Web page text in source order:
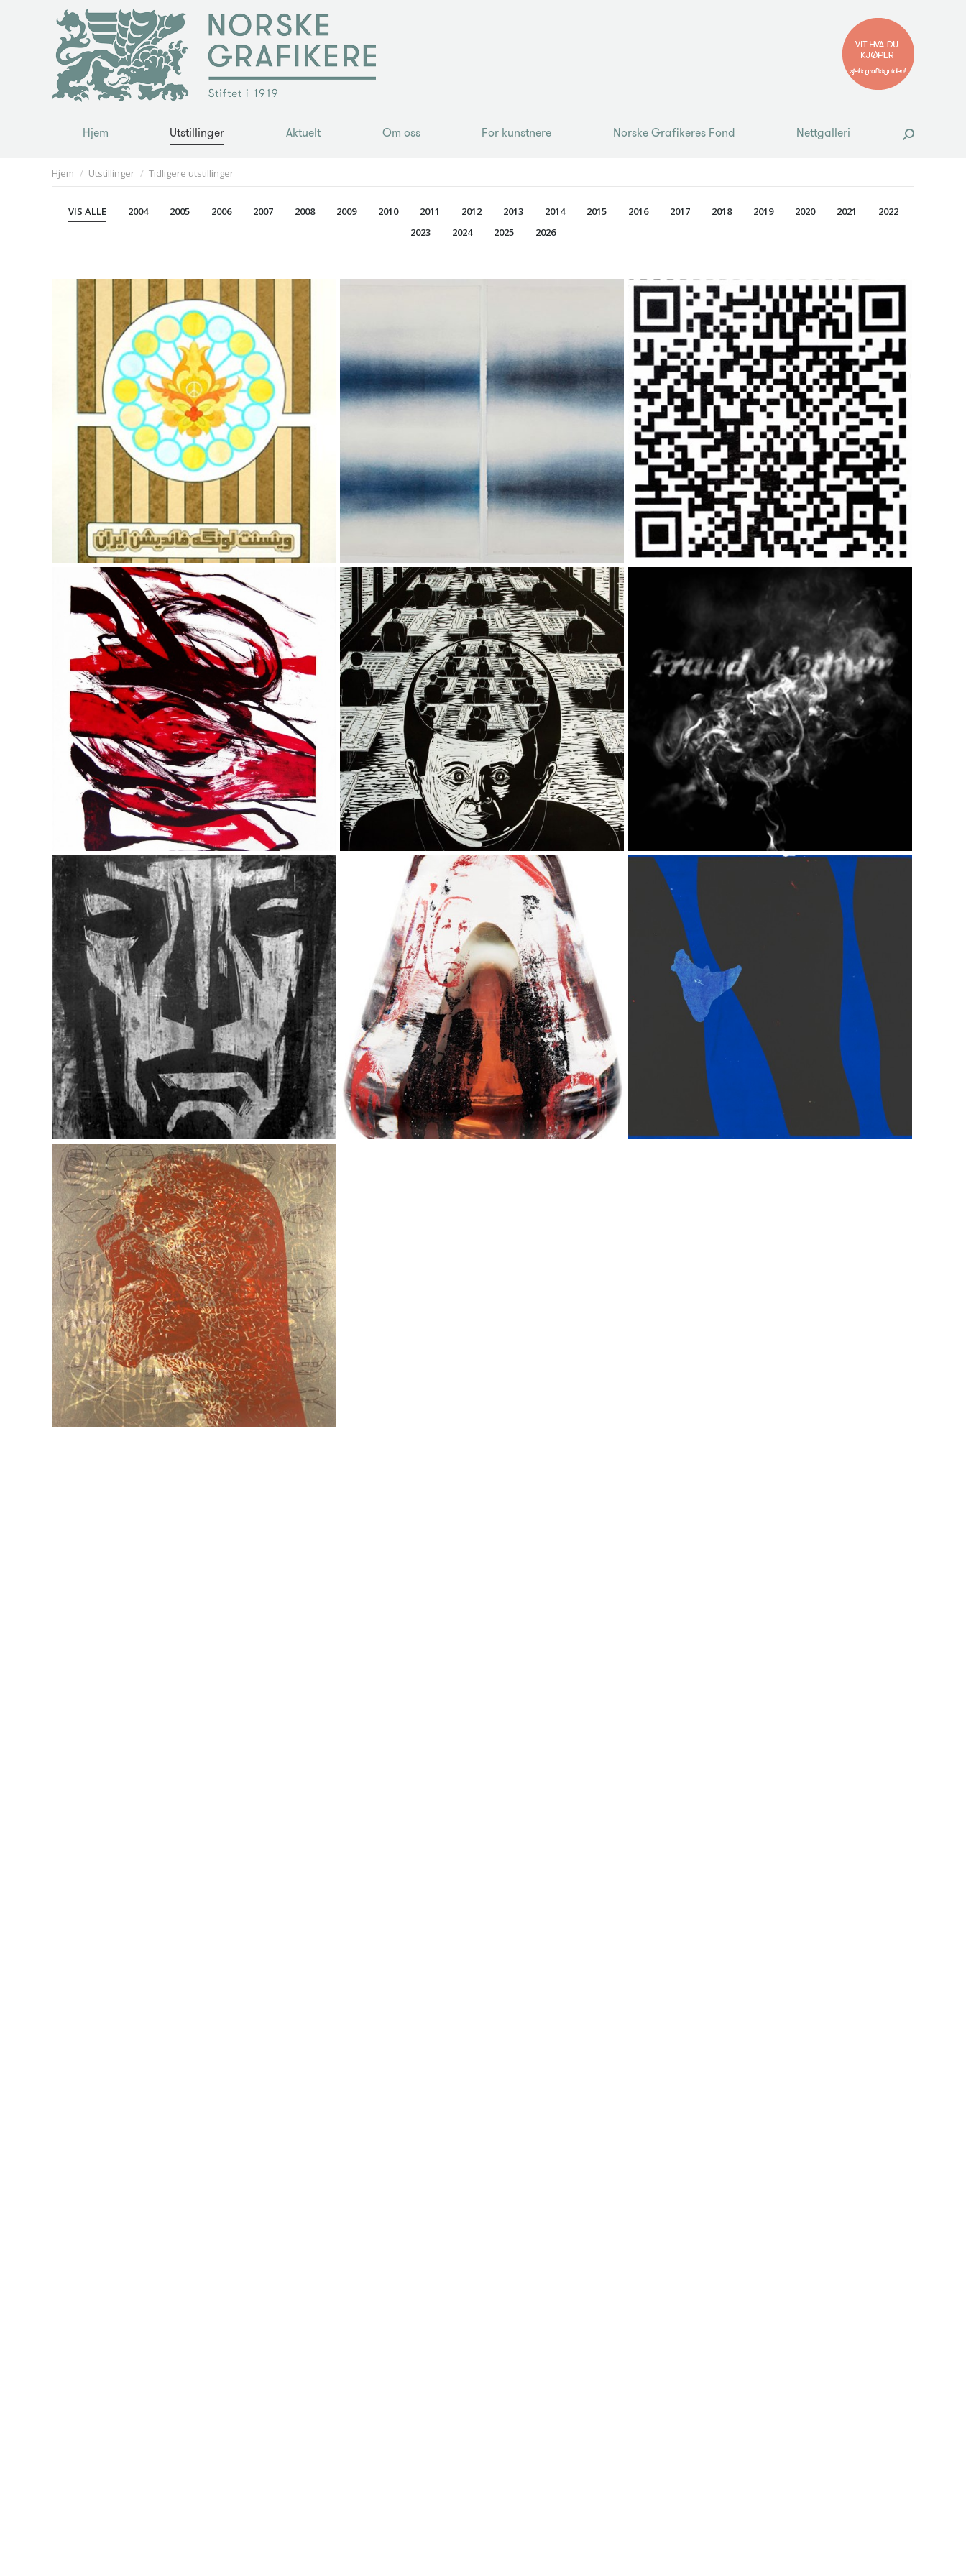
Hjem Utstillinger Aktuelt Om oss For kunstnere Norske Grafikeres Fond Nettgalleri Search:
You are here:
Hjem Utstillinger Tidligere utstillinger
VIS ALLE 2004 2005 2006 2007 2008 2009 2010 2011 2012 2013 2014 2015 2016 2017 2018 2019 2020 2021
2022
2023
2024 2025 2026
Jone Skjensvold – Transition
though near
Things that are near though distant
Rune Elias Helgesen – JÆVLA SVARTE TRESNITT
Inger Sitter – Litografi
Per Kristian Nygård – Monolog
Lars Morell – Fraud Medium
Kalle Nilsen – Minneutstilling
Tomas Colbengtson – Atoe
Lars Teigum – Silketrykk
Tom Gundersen – Ansikt til ansikt til ansikt
Hjem Utstillinger Aktuelt Search: